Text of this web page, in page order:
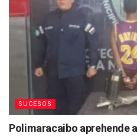
SUCESOS
Polimaracaibo aprehende